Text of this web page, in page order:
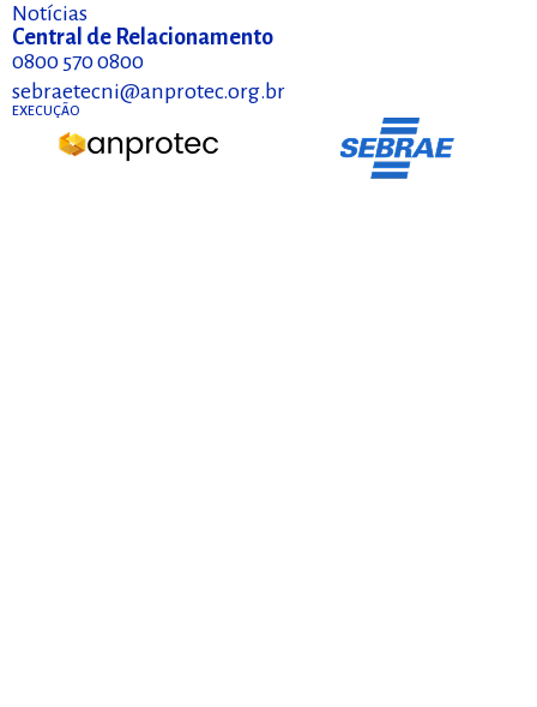
Notícias
Central de Relacionamento
0800 570 0800
sebraetecni@anprotec.org.br
EXECUÇÃO